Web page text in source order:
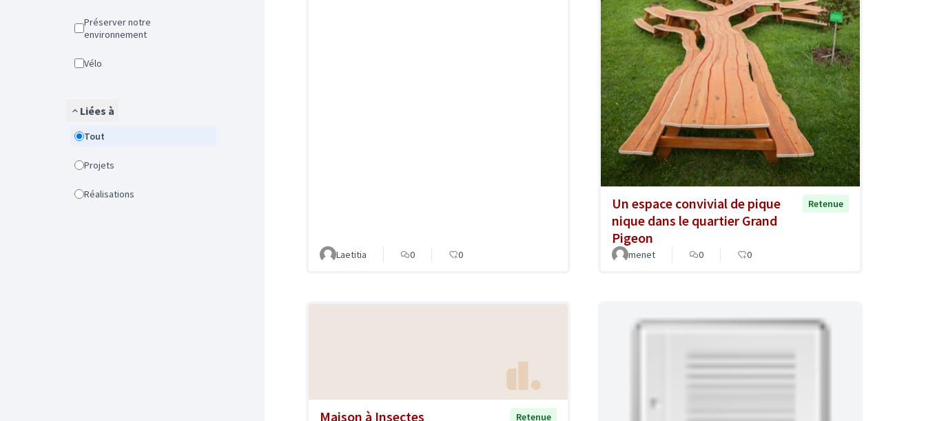
Préserver notre
environnement
Vélo
Liées à
Tout
Projets
Réalisations
Laetitia 0 0
Un espace convivial de pique
nique dans le quartier Grand
Pigeon
Retenue
menet 0 0
Maison à Insectes Retenue